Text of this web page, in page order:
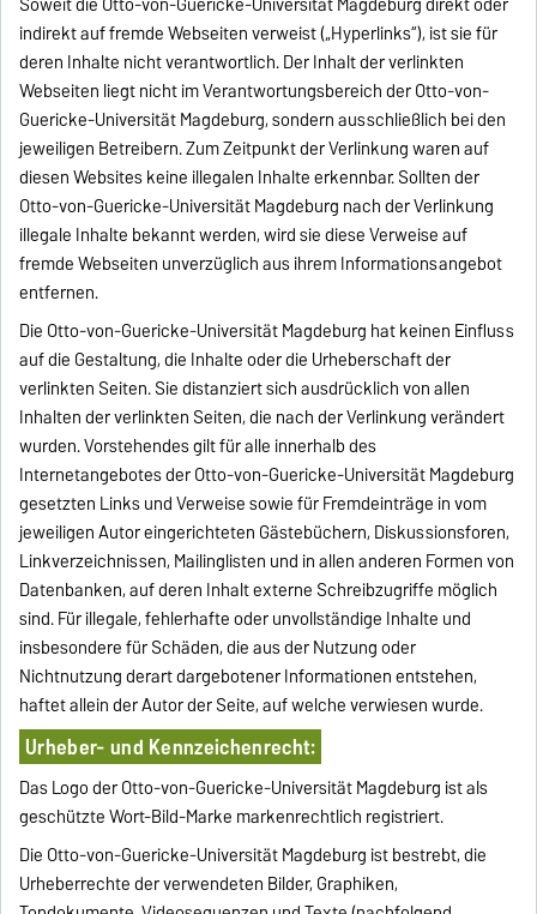
indirekt auf fremde Webseiten verweist („Hyperlinks“), ist sie für
deren Inhalte nicht verantwortlich. Der Inhalt der verlinkten
Webseiten liegt nicht im Verantwortungsbereich der Otto-von-
Guericke-Universität Magdeburg, sondern ausschließlich bei den
jeweiligen Betreibern. Zum Zeitpunkt der Verlinkung waren auf
diesen Websites keine illegalen Inhalte erkennbar. Sollten der
Otto-von-Guericke-Universität Magdeburg nach der Verlinkung
illegale Inhalte bekannt werden, wird sie diese Verweise auf
fremde Webseiten unverzüglich aus ihrem Informationsangebot
entfernen.
Die Otto-von-Guericke-Universität Magdeburg hat keinen Einfluss
auf die Gestaltung, die Inhalte oder die Urheberschaft der
verlinkten Seiten. Sie distanziert sich ausdrücklich von allen
Inhalten der verlinkten Seiten, die nach der Verlinkung verändert
wurden. Vorstehendes gilt für alle innerhalb des
Internetangebotes der Otto-von-Guericke-Universität Magdeburg
gesetzten Links und Verweise sowie für Fremdeinträge in vom
jeweiligen Autor eingerichteten Gästebüchern, Diskussionsforen,
Linkverzeichnissen, Mailinglisten und in allen anderen Formen von
Datenbanken, auf deren Inhalt externe Schreibzugriffe möglich
sind. Für illegale, fehlerhafte oder unvollständige Inhalte und
insbesondere für Schäden, die aus der Nutzung oder
Nichtnutzung derart dargebotener Informationen entstehen,
haftet allein der Autor der Seite, auf welche verwiesen wurde.
Urheber- und Kennzeichenrecht:
Das Logo der Otto-von-Guericke-Universität Magdeburg ist als
geschützte Wort-Bild-Marke markenrechtlich registriert.
Die Otto-von-Guericke-Universität Magdeburg ist bestrebt, die
Urheberrechte der verwendeten Bilder, Graphiken,